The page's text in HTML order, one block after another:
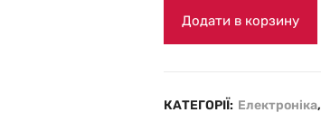
Додати в корзину
КАТЕГОРІЇ: Електроніка,